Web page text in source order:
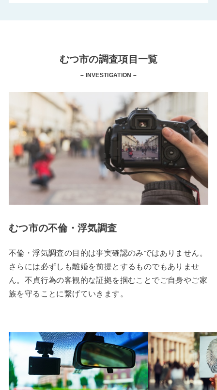
むつ市の調査項目一覧
– INVESTIGATION –
むつ市の不倫・浮気調査
不倫・浮気調査の目的は事実確認のみではありません。
さらには必ずしも離婚を前提とするものでもありませ
ん。不貞行為の客観的な証拠を掴むことでご自身やご家
族を守ることに繋げていきます。